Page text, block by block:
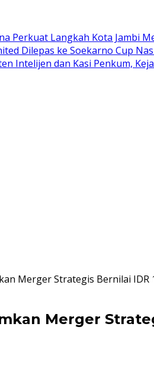
Perkuat Langkah Kota Jambi
Dilepas ke Soekarno Cup
Intelijen dan Kasi Penkum,
Merger Strategis Bernilai IDR
Merger